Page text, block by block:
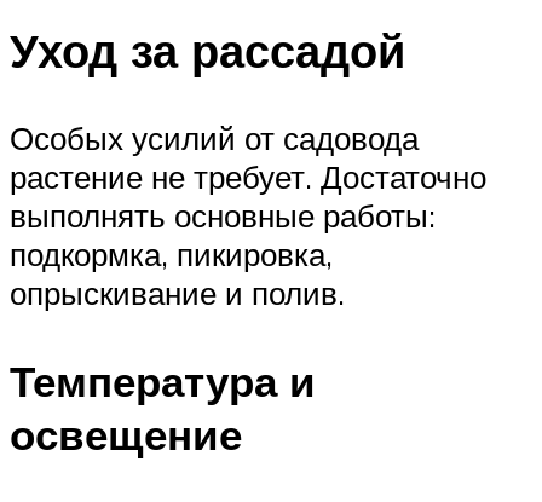
Уход за рассадой
Особых усилий от садовода
растение не требует. Достаточно
выполнять основные работы:
подкормка, пикировка,
опрыскивание и полив.
Температура и
освещение